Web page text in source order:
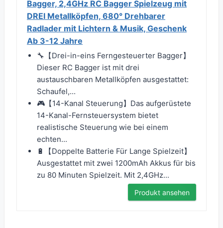
Bagger, 2,4GHz RC Bagger Spielzeug mit
DREI Metallköpfen, 680° Drehbarer
Radlader mit Lichtern & Musik, Geschenk
Ab 3-12 Jahre
🔧【Drei-in-eins Ferngesteuerter Bagger】
Dieser RC Bagger ist mit drei
austauschbaren Metallköpfen ausgestattet:
Schaufel,...
🎮【14-Kanal Steuerung】Das aufgerüstete
14-Kanal-Fernsteuersystem bietet
realistische Steuerung wie bei einem
echten...
🔋【Doppelte Batterie Für Lange Spielzeit】
Ausgestattet mit zwei 1200mAh Akkus für bis
zu 80 Minuten Spielzeit. Mit 2,4GHz...
Produkt ansehen